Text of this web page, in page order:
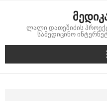
ლალი დათეშიძის
სამედიცინო